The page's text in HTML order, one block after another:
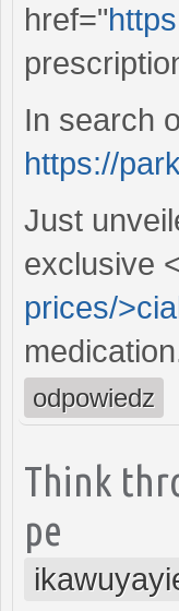
href="
In search
https://
Just
exclusive
prices/
odpowiedz
Think
pe